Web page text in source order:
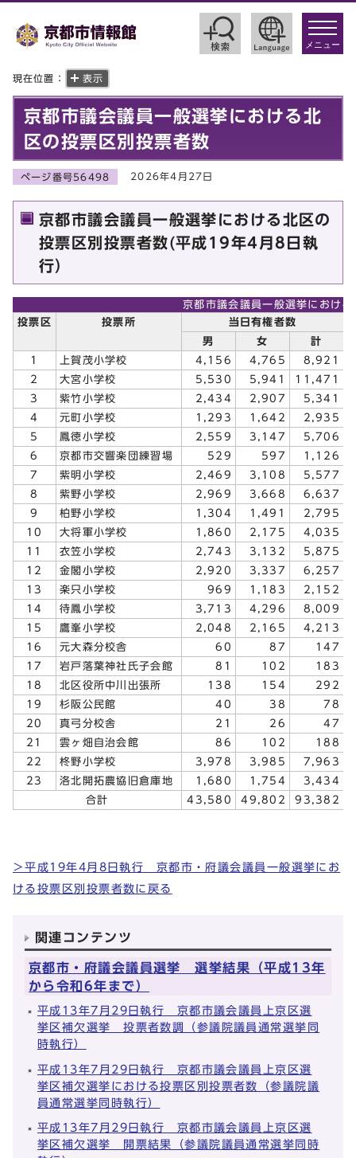
toggle
メニュー
現在位置： 表示
京都市議会議員一般選挙における北
区の投票区別投票者数
ページ番号56498 2026年4月27日
京都市議会議員一般選挙における北区の
投票区別投票者数(平成19年4月8日執
行）
京都市議会議員一般選挙におけ
投票区
投票所
当日有権者数
男
女
計
1
上賀茂小学校 4,156 4,765
8,921
2
大宮小学校 5,530 5,941
11,471
3
紫竹小学校 2,434 2,907
5,341
4
元町小学校 1,293 1,642
2,935
5
鳳徳小学校 2,559 3,147
5,706
6
京都市交響楽団練習場 529 597
1,126
7
紫明小学校 2,469 3,108
5,577
8
紫野小学校 2,969 3,668
6,637
9
柏野小学校 1,304 1,491
2,795
10
大将軍小学校 1,860 2,175
4,035
11
衣笠小学校 2,743 3,132
5,875
12
金閣小学校 2,920 3,337
6,257
13
楽只小学校 969 1,183
2,152
14
待鳳小学校 3,713 4,296
8,009
15
鷹峯小学校 2,048 2,165
4,213
16
元大森分校舎 60 87
147
17
岩戸落葉神社氏子会館 81 102
183
18
北区役所中川出張所 138 154
292
19
杉阪公民館 40 38
78
20
真弓分校舎 21 26
47
21
雲ヶ畑自治会館 86 102
188
22
柊野小学校 3,978 3,985
7,963
23
洛北開拓農協旧倉庫地 1,680 1,754
3,434
合計
43,580 49,802 93,382
＞平成19年4月8日執行 京都市・府議会議員一般選挙にお
ける投票区別投票者数に戻る
関連コンテンツ
京都市・府議会議員選挙 選挙結果（平成13年
から令和6年まで）
平成13年7月29日執行 京都市議会議員上京区選
挙区補欠選挙 投票者数調（参議院議員通常選挙同
時執行）
平成13年7月29日執行 京都市議会議員上京区選
挙区補欠選挙における投票区別投票者数（参議院議
員通常選挙同時執行）
平成13年7月29日執行 京都市議会議員上京区選
挙区補欠選挙 開票結果（参議院議員通常選挙同時